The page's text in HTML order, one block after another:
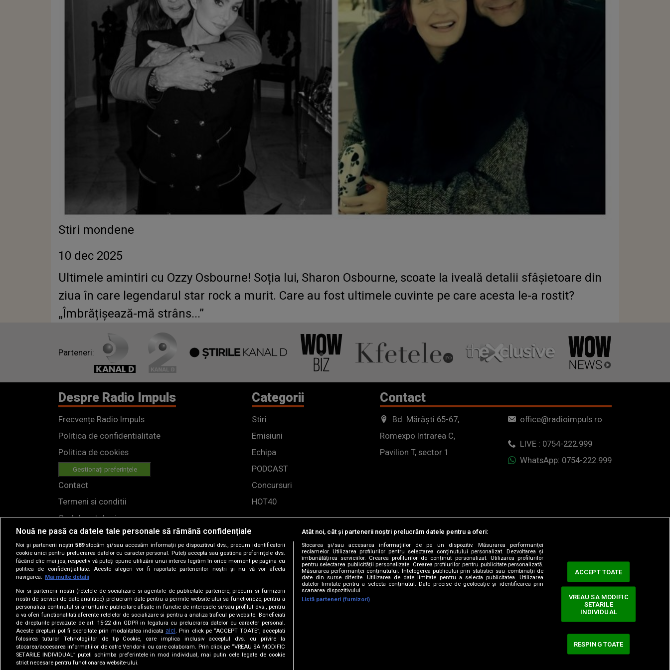
Stiri mondene
10 dec 2025
Ultimele amintiri cu Ozzy Osbourne! Soția lui, Sharon Osbourne, scoate la iveală detalii sfâșietoare din
ziua în care legendarul star rock a murit. Care au fost ultimele cuvinte pe care acesta le-a rostit?
„Îmbrățișează-mă strâns...”
Parteneri:
Despre Radio Impuls
Frecvențe Radio Impuls
Politica de confidentialitate
Politica de cookies
Gestionați preferințele
Contact
Termeni si conditii
Cod deontologic
Regulamente
Categorii
Stiri
Emisiuni
Echipa
PODCAST
Concursuri
HOT40
Contact
Bd. Mărăști 65-67,
Romexpo Intrarea C,
Pavilion T, sector 1
office@radioimpuls.ro
LIVE : 0754-222.999
WhatsApp: 0754-222.999
© 2019-2026 DOGAN MEDIA INTERNATIONAL SA, Toate drepturile rezervate.
Loading... HIT SIESTA
Nouă ne pasă ca datele tale personale să rămână confidențiale
Noi și partenerii noștri 589stocăm și/sau accesăm informații pe dispozitivul dvs., precum identificatorii
cookie unici pentru prelucrarea datelor cu caracter personal. Puteți accepta sau gestiona preferințele dvs.
făcând clic mai jos, respectiv vă puteți opune utilizării unui interes legitim în orice moment pe pagina cu
politica de confidențialitate. Aceste alegeri vor fi raportate partenerilor noștri și nu vă vor afecta
navigarea.
Mai multe detalii
Noi si partenerii nostri (retelele de socializare si agentiile de publicitate partenere, precum si furnizorii
nostri de servicii de date analitice) prelucram date pentru a permite website-ului sa functioneze, pentru a
personaliza continutul si anunturile publicitare afisate in functie de interesele si/sau profilul dvs., pentru
a va oferi functionalitati aferente retelelor de socializare si pentru a analiza traficul pe website. Beneficiati
de drepturile prevazute de art. 15-22 din GDPR in legatura cu prelucrarea datelor cu caracter personal.
Aceste drepturi pot fi exercitate prin modalitatea indicata aici. Prin click pe “ACCEPT TOATE”, acceptati
folosirea tuturor Tehnologiilor de tip Cookie, care implica inclusiv acceptul dvs. cu privire la
stocarea/accesarea informatiilor de catre Vendor-ii cu care colaboram. Prin click pe “VREAU SA MODIFIC
SETARILE INDIVIDUAL” puteti schimba preferintele in mod individual, mai putin cele legate de cookie
strict necesare pentru functionarea website-ului.
Atât noi, cât și partenerii noștri prelucrăm datele pentru a oferi:
Stocarea și/sau accesarea informațiilor de pe un dispozitiv. Măsurarea performanței
reclamelor. Utilizarea profilurilor pentru selectarea conținutului personalizat. Dezvoltarea și
îmbunătățirea serviciilor. Crearea profilurilor de conținut personalizat. Utilizarea profilurilor
pentru selectarea publicității personalizate. Crearea profilurilor pentru publicitate personalizată.
Măsurarea performanței conținutului. Înțelegerea publicului prin statistici sau combinații de
date din surse diferite. Utilizarea de date limitate pentru a selecta publicitatea. Utilizarea
datelor limitate pentru a selecta conținutul. Date precise de geolocație și identificarea prin
scanarea dispozitivului.
Listă parteneri (furnizori)
ACCEPT TOATE
RESPING TOATE
VREAU SA MODIFIC
SETARILE
INDIVIDUAL